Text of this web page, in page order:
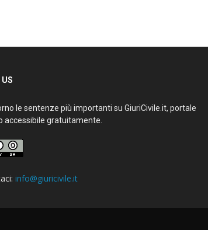
le sentenze più importanti su GiuriCivile.it, portale
accessibile gratuitamente.
info@giuricivile.it